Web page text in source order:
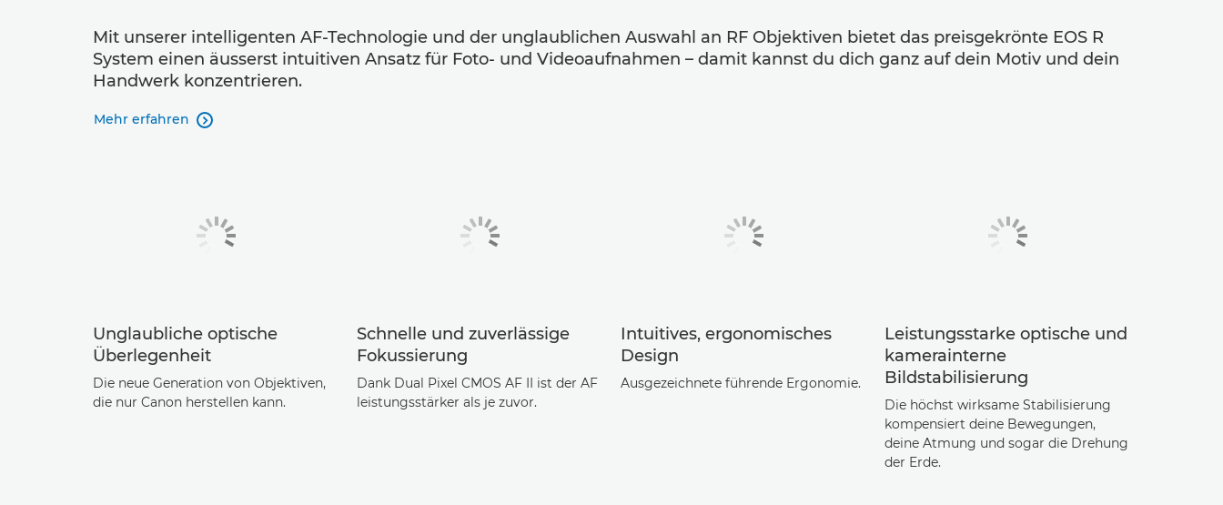
Mit unserer intelligenten AF-Technologie und der unglaublichen Auswahl an RF Objektiven bietet das preisgekrönte EOS R
System einen äusserst intuitiven Ansatz für Foto- und Videoaufnahmen – damit kannst du dich ganz auf dein Motiv und dein
Handwerk konzentrieren.
Mehr erfahren 
Unglaubliche optische
Überlegenheit
Die neue Generation von Objektiven,
die nur Canon herstellen kann.
Schnelle und zuverlässige
Fokussierung
Dank Dual Pixel CMOS AF II ist der AF
leistungsstärker als je zuvor.
Intuitives, ergonomisches
Design
Ausgezeichnete führende Ergonomie.
Leistungsstarke optische und
kamerainterne
Bildstabilisierung
Die höchst wirksame Stabilisierung
kompensiert deine Bewegungen,
deine Atmung und sogar die Drehung
der Erde.